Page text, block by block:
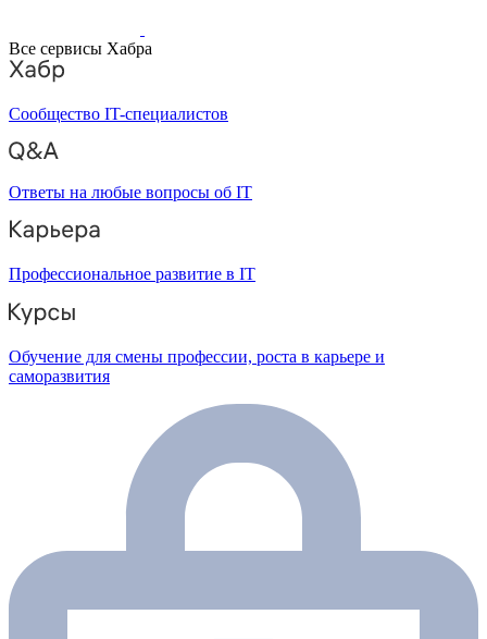
Все сервисы Хабра
Сообщество IT-специалистов
Ответы на любые вопросы об IT
Профессиональное развитие в IT
Обучение для смены профессии, роста в карьере и
саморазвития